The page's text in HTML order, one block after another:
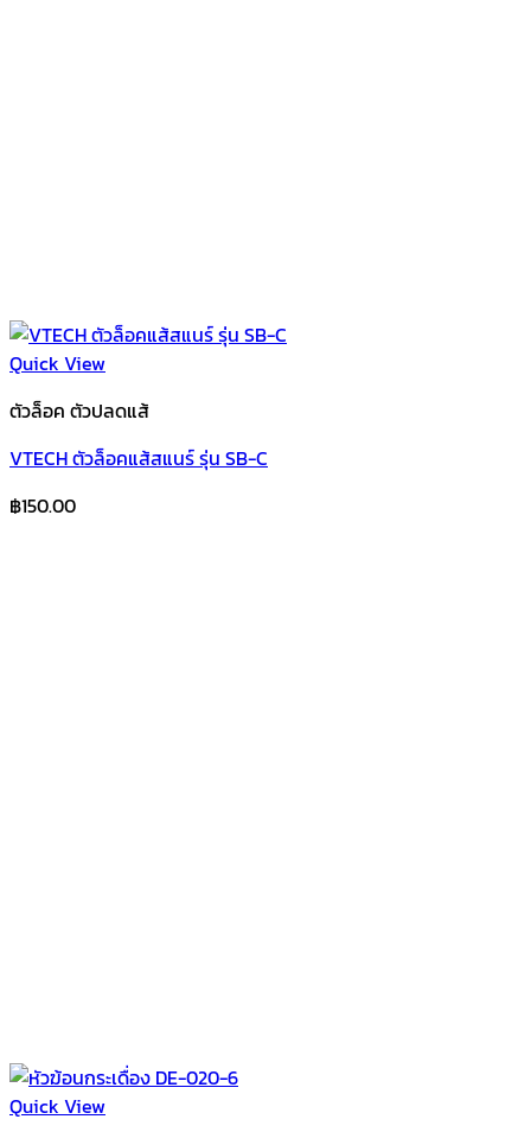
Quick View
ตัวล็อค ตัวปลดแส้
VTECH ตัวล็อคแส้สแนร์ รุ่น SB-C
฿150.00
Quick View